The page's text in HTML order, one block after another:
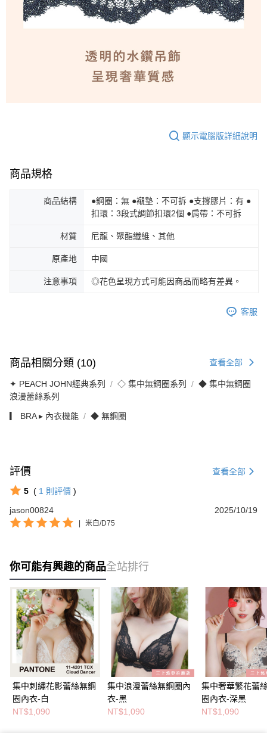
顯示電腦版詳細說明
商品規格
商品結構
●鋼圈：無 ●襯墊：不可拆 ●支撐膠片：有 ●
扣環：3段式調節扣環2個 ●肩帶：不可拆
材質 尼龍、聚酯纖維、其他
原產地 中國
注意事項 ◎花色呈現方式可能因商品而略有差異。
客服
商品相關分類 (10) 查看全部
✦ PEACH JOHN經典系列 ◇ 集中無鋼圈系列
◆ 集中無鋼圈
浪漫蕾絲系列
▎ BRA ▸ 內衣機能 ◆ 無鋼圈
評價 查看全部
5 ( 1 則評價 )
jason00824
2025/10/19
米白/D75
你可能有興趣的商品全站排行
集中刺繡花影蕾絲無鋼
圈內衣-白
NT$1,090
集中浪漫蕾絲無鋼圈內
衣-黑
NT$1,090
集中奢華繁花蕾
圈內衣-深黑
NT$1,090